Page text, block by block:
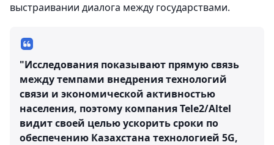
выстраивании диалога между государствами.
"Исследования показывают прямую связь
между темпами внедрения технологий
связи и экономической активностью
населения, поэтому компания Tele2/Altel
видит своей целью ускорить сроки по
обеспечению Казахстана технологией 5G,